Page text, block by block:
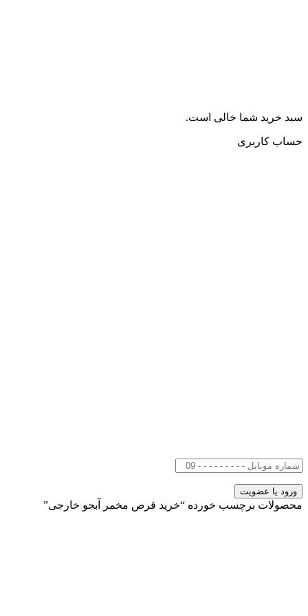
سبد خرید شما خالی است.
حساب کاربری
محصولات برچسب خورده “خرید قرص مخمر آبجو خارجی”